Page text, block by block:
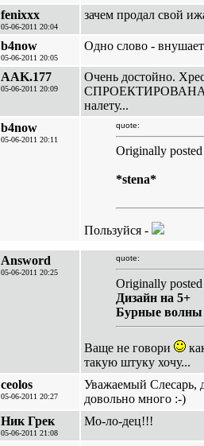
fenixxx
05-06-2011 20:04
зачем продал свой
b4now
05-06-2011 20:05
Одно слово -
AAK.177
05-06-2011 20:09
Очень достойно.
СПРОЕКТИРОВАНА и
налету...
b4now
05-06-2011 20:11
quote:
Originally
*stena*
Пользуйся -
Answord
05-06-2011 20:25
quote:
Originally
Дизайн на 5+
Бурные волны
Ваще не говори
такую штуку хочу...
ceolos
05-06-2011 20:27
Уважаемый Слесарь,
довольно много :-)
Ник Грек
05-06-2011 21:08
Мо-ло-дец!!!